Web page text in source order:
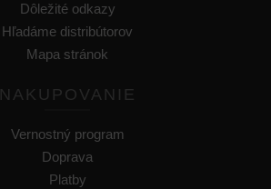
Dôležité odkazy
Hľadáme distribútorov
Mapa stránok
NAKUPOVANIE
Vernostný program
Doprava
Platby